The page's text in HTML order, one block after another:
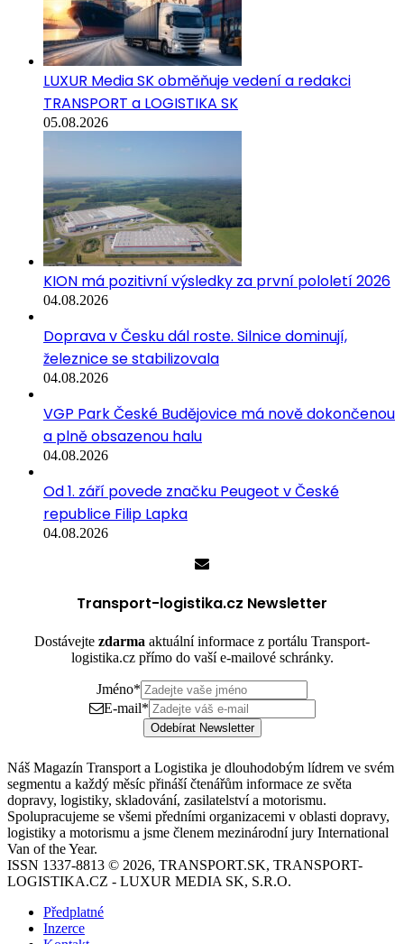
LUXUR Media SK obměňuje vedení a redakci
TRANSPORT a LOGISTIKA SK
KION má pozitivní výsledky za první pololetí 2026
Doprava v Česku dál roste. Silnice dominují,
železnice se stabilizovala
VGP Park České Budějovice má nově dokončenou
a plně obsazenou halu
Od 1. září povede značku Peugeot v České
republice Filip Lapka
Dostávejtezdarmaaktuální informace z portálu Transport-
Jméno*
*
Náš Magazín Transport a Logistika je dlouhodobým lídrem ve svém
segmentu a každý měsíc přináší čtenářům informace ze světa
dopravy, logistiky, skladování, zasilatelství a motorismu.
Spolupracujeme se všemi předními organizacemi v oblasti dopravy,
logistiky a motorismu a jsme členem mezinárodní jury International
Van of the Year.
ISSN 1337-8813 © 2026, TRANSPORT.SK, TRANSPORT-
Předplatné